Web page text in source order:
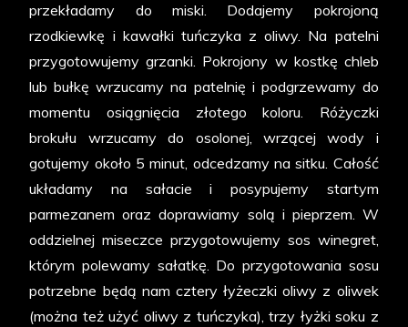
przekładamy do miski. Dodajemy pokrojoną
rzodkiewkę i kawałki tuńczyka z oliwy. Na patelni
przygotowujemy grzanki. Pokrojony w kostkę chleb
lub bułkę wrzucamy na patelnię i podgrzewamy do
momentu osiągnięcia złotego koloru. Różyczki
brokułu wrzucamy do osolonej, wrzącej wody i
gotujemy około 5 minut, odcedzamy na sitku. Całość
układamy na sałacie i posypujemy startym
parmezanem oraz doprawiamy solą i pieprzem. W
oddzielnej miseczce przygotowujemy sos winegret,
którym polewamy sałatkę. Do przygotowania sosu
potrzebne będą nam cztery łyżeczki oliwy z oliwek
(można też użyć oliwy z tuńczyka), trzy łyżki soku z